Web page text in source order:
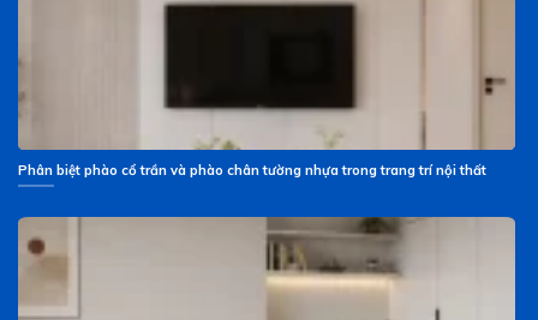
Phân biệt phào cổ trần và phào chân tường nhựa trong trang trí nội thất